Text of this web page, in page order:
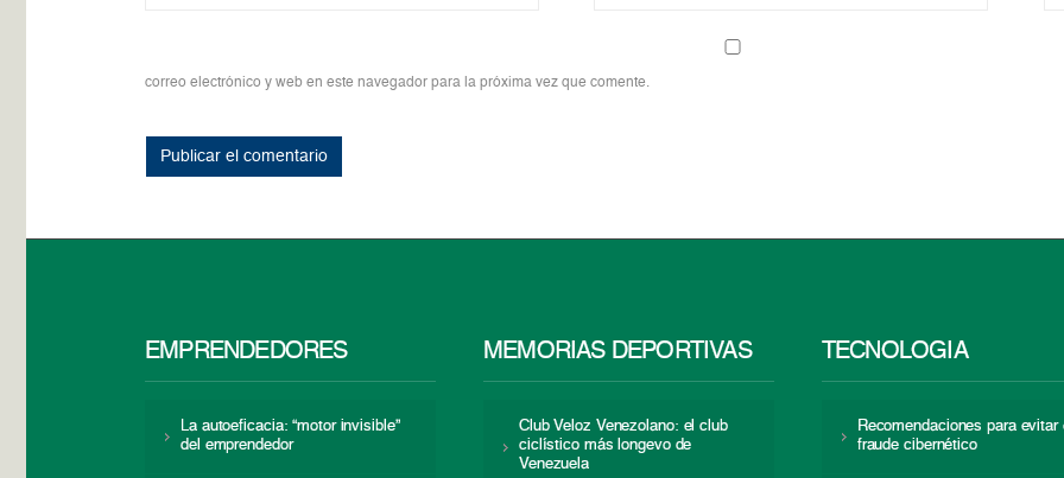
correo electrónico y web en este navegador para la próxima vez que comente.
EMPRENDEDORES
La autoeficacia: “motor invisible”
del emprendedor
MEMORIAS DEPORTIVAS
Club Veloz Venezolano: el club
ciclístico más longevo de
Venezuela
TECNOLOGÍA
Recomendaciones para evitar
fraude cibernético